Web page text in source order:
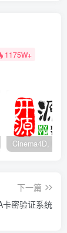
1175W+
下一篇
卡密验证系统